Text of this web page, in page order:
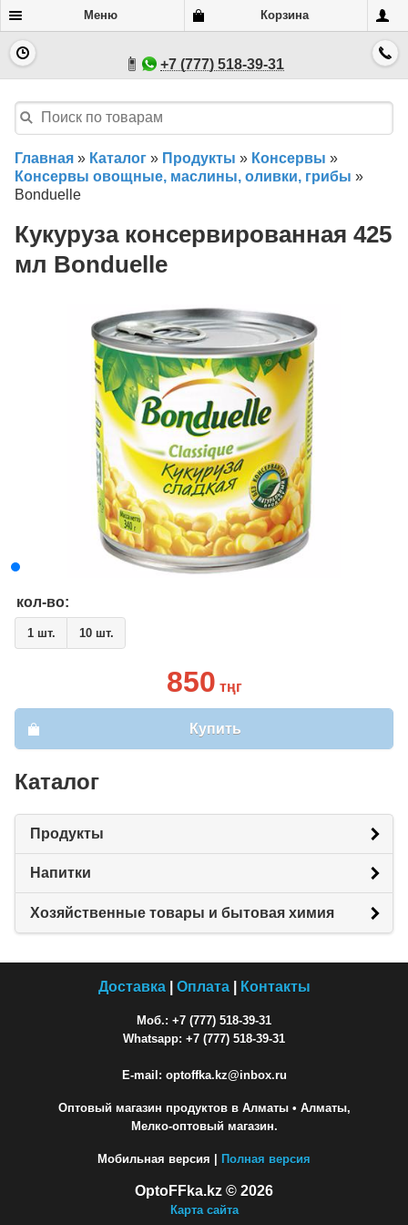
Меню Корзина
+7 (777) 518-39-31
Главная » Каталог » Продукты » Консервы »
Консервы овощные, маслины, оливки, грибы »
Bonduelle
Кукуруза консервированная 425
мл Bonduelle
кол-во:
1 шт. 10 шт.
850 тңг
Купить
Каталог
Продукты
Напитки
Хозяйственные товары и бытовая химия
Доставка| Оплата| Контакты
Моб.: +7 (777) 518-39-31
Whatsapp: +7 (777) 518-39-31
E-mail: optoffka.kz@inbox.ru
Оптовый магазин продуктов в Алматы• Алматы,
Мелко-оптовый магазин.
Мобильная версия | Полная версия
OptoFFka.kz © 2026
Карта сайта